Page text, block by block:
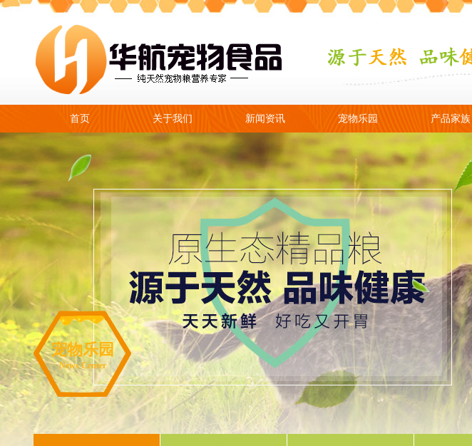
首页 关于我们 新闻资讯 宠物乐园 产品家族
宠物乐园
News Center